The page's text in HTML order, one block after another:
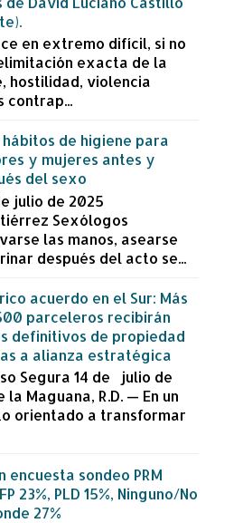
en extremo difícil, si no
exacta de la
hostilidad, violencia
contrap...
hábitos de higiene para
y mujeres antes y
del sexo
julio de 2025
Sexólogos
las manos, asearse
después del acto se...
acuerdo en el Sur: Más
parceleros recibirán
definitivos de propiedad
a alianza estratégica
Segura 14 de julio de
la Maguana, R.D. — En un
orientado a transformar
encuesta sondeo PRM
23%, PLD 15%, Ninguno/No
27%